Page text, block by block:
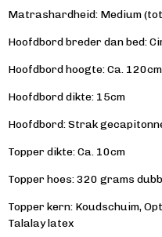
Matrashardheid: Medium
Hoofdbord breder dan bed:
Hoofdbord hoogte: Ca. 120cm
Hoofdbord dikte: 15cm
Hoofdbord: Strak
Topper dikte: Ca. 10cm
Topper hoes: 320 grams
Topper kern: Koudschuim,
Talalay latex